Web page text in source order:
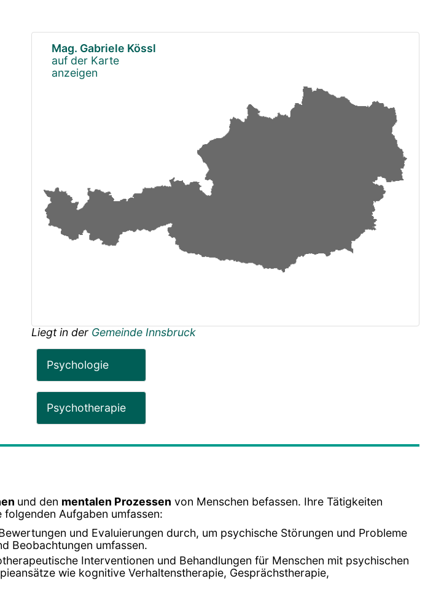
Mag. Gabriele Kössl
auf der Karte
anzeigen
Liegt in der Gemeinde Innsbruck
Psychologie
Psychotherapie
und den mentalen Prozessen von Menschen befassen. Ihre Tätigkeiten
Aufgaben umfassen:
und Evaluierungen durch, um psychische Störungen und Probleme
Beobachtungen umfassen.
Interventionen und Behandlungen für Menschen mit psychischen
wie kognitive Verhaltenstherapie, Gesprächstherapie,